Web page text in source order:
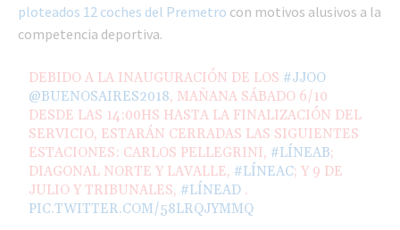
ploteados 12 coches del Premetro con motivos alusivos a la
competencia deportiva.
DEBIDO A LA INAUGURACIÓN DE LOS #JJOO
@BUENOSAIRES2018, MAÑANA SÁBADO 6/10
DESDE LAS 14:00HS HASTA LA FINALIZACIÓN DEL
SERVICIO, ESTARÁN CERRADAS LAS SIGUIENTES
ESTACIONES: CARLOS PELLEGRINI, #LÍNEAB;
DIAGONAL NORTE Y LAVALLE, #LÍNEAC; Y 9 DE
JULIO Y TRIBUNALES, #LÍNEAD .
PIC.TWITTER.COM/58LRQJYMMQ